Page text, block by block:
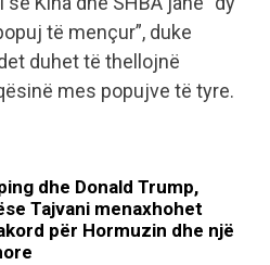
të mençur”, duke
duhet të thellojnë
mes popujve të tyre.
dhe Donald Trump,
Tajvani menaxhohet
për Hormuzin dhe një